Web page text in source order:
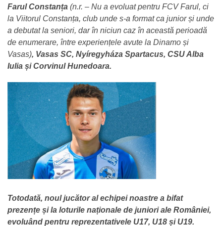
Farul Constanța (n.r. – Nu a evoluat pentru FCV Farul, ci
la Viitorul Constanța, club unde s-a format ca junior și unde
a debutat la seniori, dar în niciun caz în această perioadă
de enumerare, între experiențele avute la Dinamo și
Vasas), Vasas SC, Nyíregyháza Spartacus, CSU Alba
Iulia și Corvinul Hunedoara.
Totodată, noul jucător al echipei noastre a bifat
prezențe și la loturile naționale de juniori ale României,
evoluând pentru reprezentativele U17, U18 și U19.